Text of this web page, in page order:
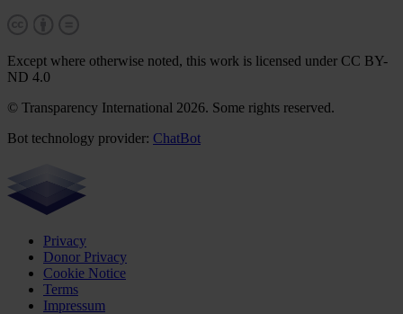
Except where otherwise noted, this work is licensed under CC BY-
ND 4.0
© Transparency International 2026. Some rights reserved.
Bot technology provider: ChatBot
Privacy
Donor Privacy
Cookie Notice
Terms
Impressum